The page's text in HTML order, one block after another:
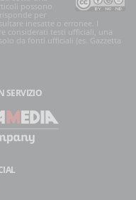
possono
per
inesatte o erronee. I
considerati testi ufficiali, una
da fonti ufficiali (es. Gazzetta
SERVIZIO